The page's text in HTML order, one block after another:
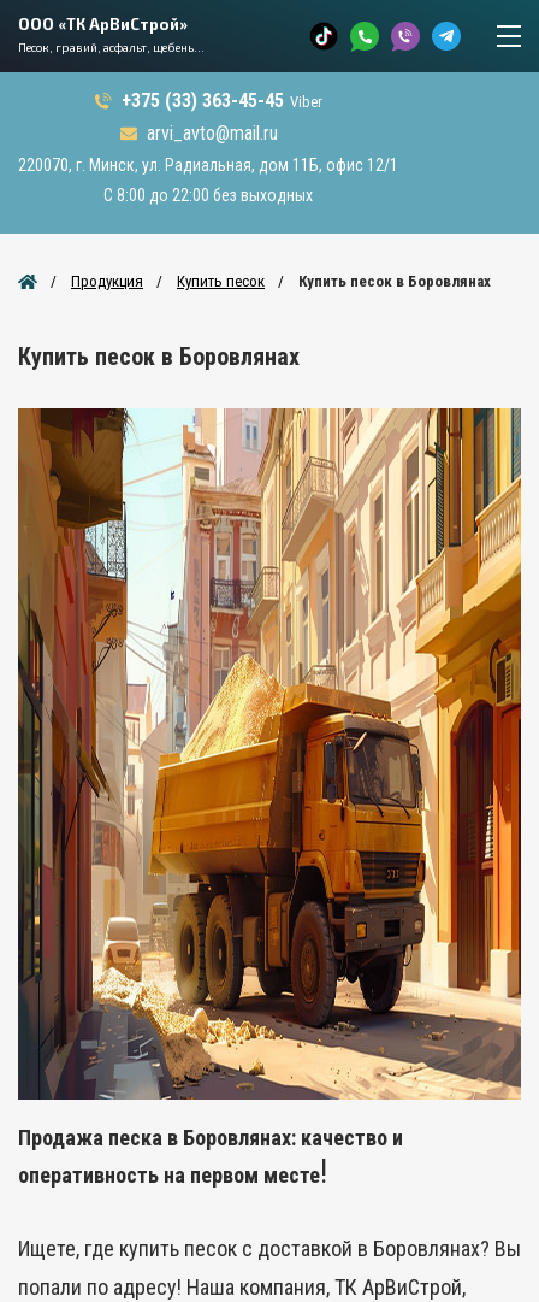
+375 (33) 363-45-45 Viber
arvi_avto@mail.ru
220070, г. Минск, ул. Радиальная, дом 11Б, офис 12/1
С 8:00 до 22:00 без выходных
ООО «ТК АрВиСтрой»
Песок, гравий, асфальт, щебень...
Продукция Купить песок Купить песок в Боровлянах
Купить песок в Боровлянах
Продажа песка в Боровлянах: качество и
оперативность на первом месте!
Ищете, где купить песок с доставкой в Боровлянах? Вы
попали по адресу! Наша компания,ТК АрВиСтрой,